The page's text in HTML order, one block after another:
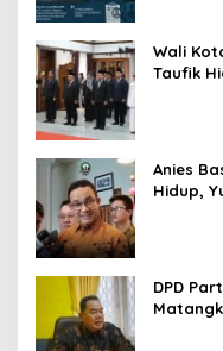
Wali
Taufik
Anies
Hidup,
DPD